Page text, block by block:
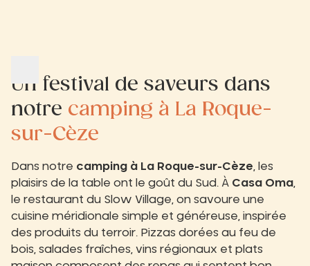
Un festival de saveurs dans
notre camping à La Roque-
sur-Cèze
Dans notre camping à La Roque-sur-Cèze , les
plaisirs de la table ont le goût du Sud. À Casa Oma
le restaurant du Slow Village, on savoure une
cuisine méridionale simple et généreuse, inspirée
des produits du terroir. Pizzas dorées au feu de
bois, salades fraîches, vins régionaux et plats